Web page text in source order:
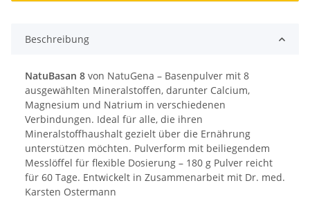
Beschreibung
NatuBasan 8 von NatuGena – Basenpulver mit 8
ausgewählten Mineralstoffen, darunter Calcium,
Magnesium und Natrium in verschiedenen
Verbindungen. Ideal für alle, die ihren
Mineralstoffhaushalt gezielt über die Ernährung
unterstützen möchten. Pulverform mit beiliegendem
Messlöffel für flexible Dosierung – 180 g Pulver reicht
für 60 Tage. Entwickelt in Zusammenarbeit mit Dr. med.
Karsten Ostermann